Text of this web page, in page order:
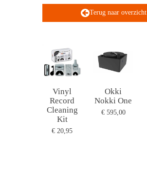
Terug naar overzicht
Vinyl
Record
Cleaning
Kit
€ 20,95
Okki
Nokki One
€ 595,00